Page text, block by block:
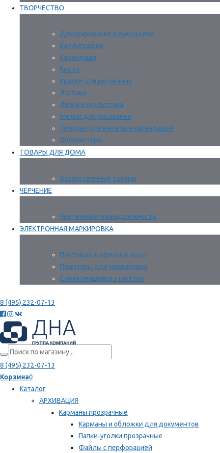
ТВОРЧЕСТВО
Декорирование и рукоделие
Каллиграфия
Карандаши
Кисти
Краски для рисования
Ластики
Лепка и скульптура
Мелки для рисования
Точилки для мелков и карандашей
Фломастеры
ТОВАРЫ ДЛЯ ДОМА
Хозяйственные товары
ЧЕРЧЕНИЕ
Чертежные принадлежности
ЭЛЕКТРОННАЯ МАРКИРОВКА
Почтовые и офисные весы
Принтеры для маркировки
Самоклеящиеся этикетки
8 (495) 232-07-13
8 (495) 232-07-13
Корзина0
Каталог
АРХИВАЦИЯ
Карманы прозрачные
Карманы и обложки для документов
Папки-уголки прозрачные
Файлы с перфорацией